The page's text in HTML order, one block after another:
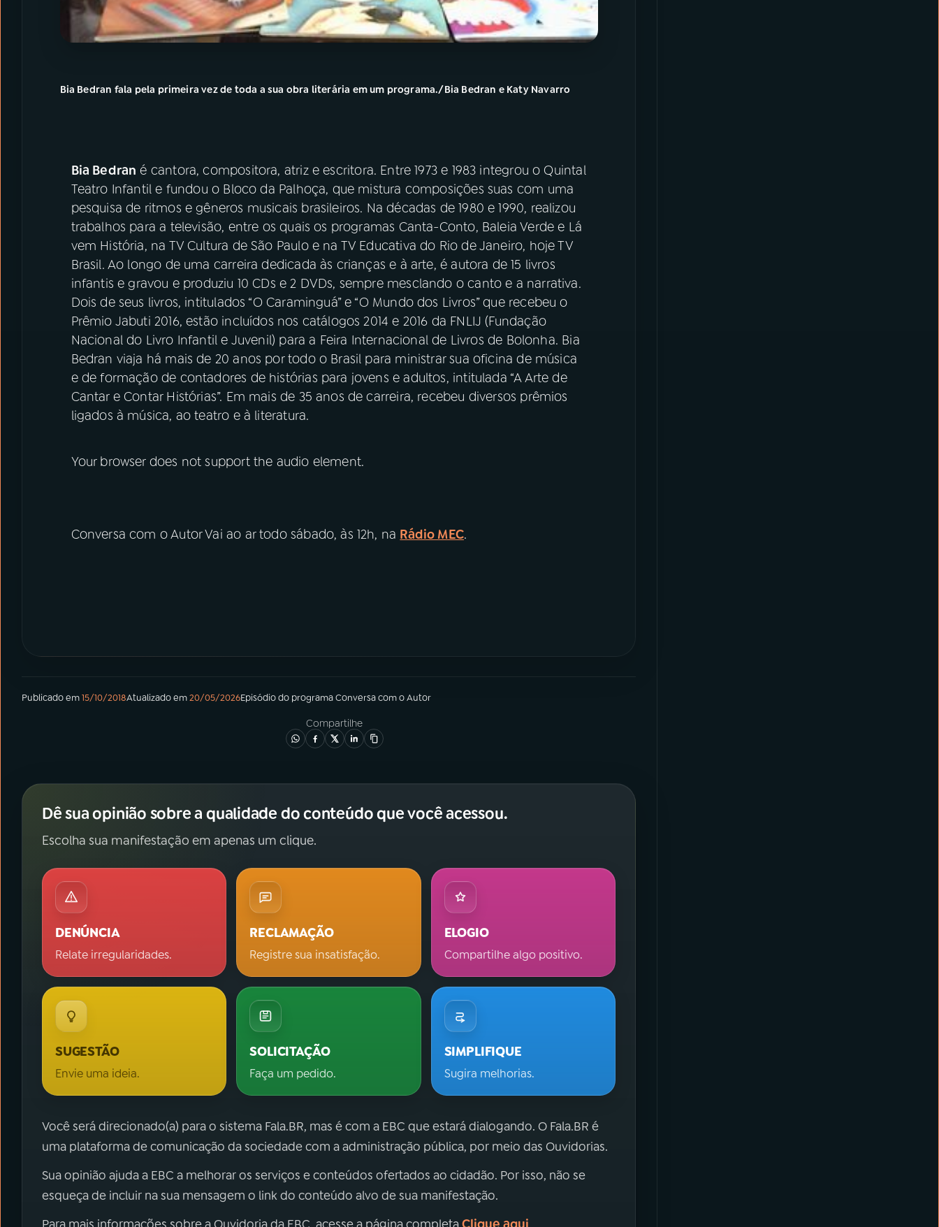
Bia Bedran fala pela primeira vez de toda a sua obra literária em um programa./Bia Bedran e Katy Navarro
Bia Bedran é cantora, compositora, atriz e escritora. Entre 1973 e 1983 integrou o Quintal
Teatro Infantil e fundou o Bloco da Palhoça, que mistura composições suas com uma
pesquisa de ritmos e gêneros musicais brasileiros. Na décadas de 1980 e 1990, realizou
trabalhos para a televisão, entre os quais os programas Canta-Conto, Baleia Verde e Lá
vem História, na TV Cultura de São Paulo e na TV Educativa do Rio de Janeiro, hoje TV
Brasil. Ao longo de uma carreira dedicada às crianças e à arte, é autora de 15 livros
infantis e gravou e produziu 10 CDs e 2 DVDs, sempre mesclando o canto e a narrativa.
Dois de seus livros, intitulados “O Caraminguá” e “O Mundo dos Livros” que recebeu o
Prêmio Jabuti 2016, estão incluídos nos catálogos 2014 e 2016 da FNLIJ (Fundação
Nacional do Livro Infantil e Juvenil) para a Feira Internacional de Livros de Bolonha. Bia
Bedran viaja há mais de 20 anos por todo o Brasil para ministrar sua oficina de música
e de formação de contadores de histórias para jovens e adultos, intitulada “A Arte de
Cantar e Contar Histórias”. Em mais de 35 anos de carreira, recebeu diversos prêmios
ligados à música, ao teatro e à literatura.
Your browser does not support the audio element.
Conversa com o Autor Vai ao ar todo sábado, às 12h, na Rádio MEC.
Publicado em15/10/2018Atualizado em20/05/2026Episódiodo programaConversa com o Autor
Compartilhe
Dê sua opinião sobre a qualidade do conteúdo que você acessou.
Escolha sua manifestação em apenas um clique.
DENÚNCIA
Relate irregularidades.
RECLAMAÇÃO
Registre sua insatisfação.
ELOGIO
Compartilhe algo positivo.
SUGESTÃO
Envie uma ideia.
SOLICITAÇÃO
Faça um pedido.
SIMPLIFIQUE
Sugira melhorias.
Você será direcionado(a) para o sistema Fala.BR, mas é com a EBC que estará dialogando. O Fala.BR é
uma plataforma de comunicação da sociedade com a administração pública, por meio das Ouvidorias.
Sua opinião ajuda a EBC a melhorar os serviços e conteúdos ofertados ao cidadão. Por isso, não se
esqueça de incluir na sua mensagem o link do conteúdo alvo de sua manifestação.